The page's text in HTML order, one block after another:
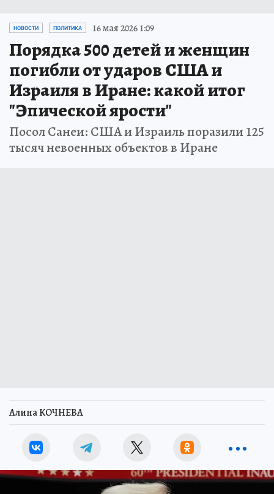
НОВОСТИ ПОЛИТИКА 16 мая 2026 1:09
Порядка 500 детей и женщин
погибли от ударов США и
Израиля в Иране: какой итог
"Эпической ярости"
Посол Санеи: США и Израиль поразили 125
тысяч невоенных объектов в Иране
Алина КОЧНЕВА